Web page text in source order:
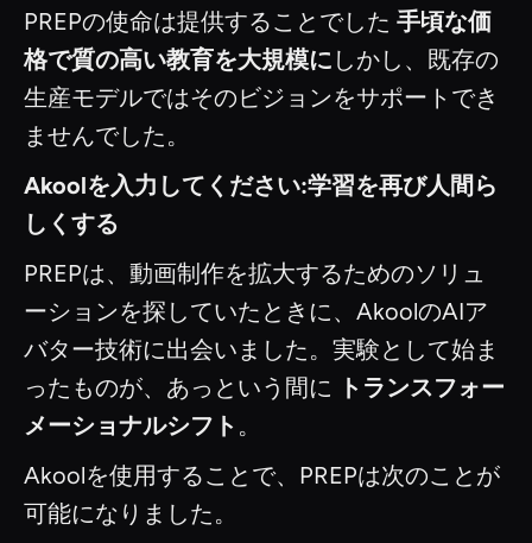
PREPの使命は提供することでした 手頃な価
格で質の高い教育を大規模に しかし、既存の
生産モデルではそのビジョンをサポートでき
ませんでした。
Akoolを入力してください:学習を再び人間ら
しくする
PREPは、動画制作を拡大するためのソリュ
ーションを探していたときに、AkoolのAIア
バター技術に出会いました。実験として始ま
ったものが、あっという間に トランスフォー
メーショナルシフト 。
Akoolを使用することで、PREPは次のことが
可能になりました。